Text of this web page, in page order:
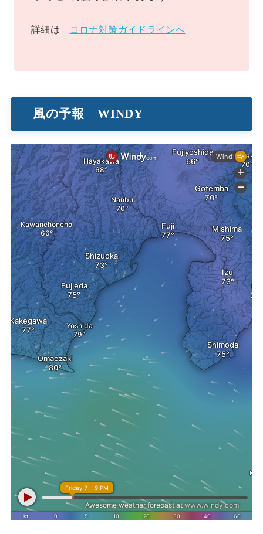
詳細は コロナ対策ガイドラインへ
風の予報 WINDY